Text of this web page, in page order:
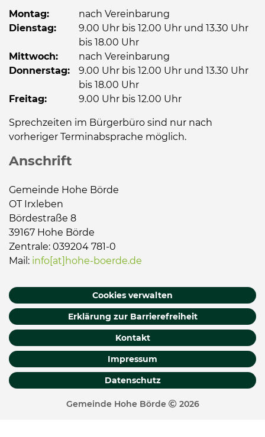
Montag:
nach Vereinbarung
Dienstag:
9.00 Uhr bis 12.00 Uhr und 13.30 Uhr
bis 18.00 Uhr
Mittwoch:
nach Vereinbarung
Donnerstag: 9.00 Uhr bis 12.00 Uhr und 13.30 Uhr
bis 18.00 Uhr
Freitag:
9.00 Uhr bis 12.00 Uhr
Sprechzeiten im Bürgerbüro sind nur nach
vorheriger Terminabsprache möglich.
Anschrift
Gemeinde Hohe Börde
OT Irxleben
Bördestraße 8
39167 Hohe Börde
Zentrale: 039204 781-0
Mail: info[at]hohe-boerde.de
Cookies verwalten
Erklärung zur Barrierefreiheit
Kontakt
Impressum
Datenschutz
Gemeinde Hohe Börde 2026